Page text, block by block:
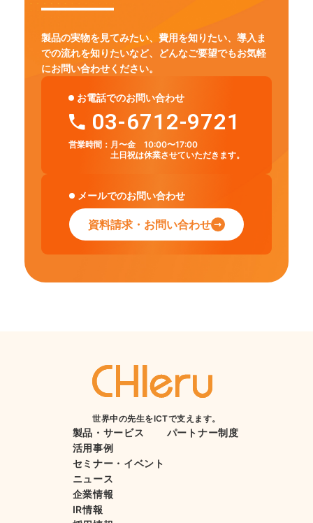
製品の実物を見てみたい、費用を知りたい、導入ま
での流れを知りたいなど、
どんなご要望でもお気軽
にお問い合わせください。
お電話でのお問い合わせ
03-6712-9721
営業時間： 月〜金 10:00〜17:00
土日祝は休業させていただきます。
メールでのお問い合わせ
資料請求・お問い合わせ
世界中の先生をICTで支えます。
製品・サービス
活用事例
セミナー・イベント
ニュース
企業情報
IR情報
パートナー制度